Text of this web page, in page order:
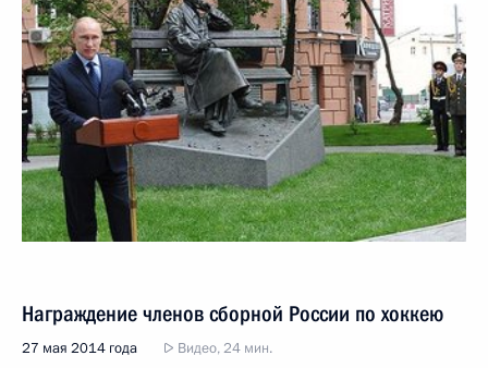
Награждение членов сборной России по хоккею
27 мая 2014 года Видео, 24 мин.